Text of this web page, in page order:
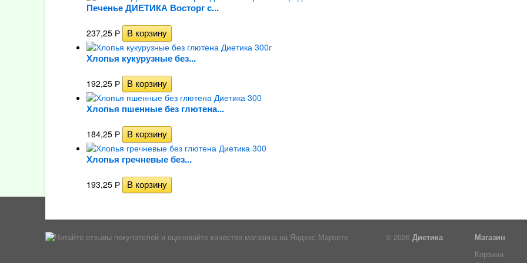
Печенье ДИЕТИКА Восторг с...
237,25 Р
Хлопья кукурузные без...
192,25 Р
Хлопья пшенные без глютена...
184,25 Р
Хлопья гречневые без...
193,25 Р
© 2026 Диетика
Магазин
Корзина